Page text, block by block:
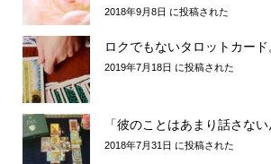
2018年9月8日 に投稿された
ロクでもないタロットカード
2019年7月18日 に投稿された
「彼のことはあまり話さない
2018年7月31日 に投稿された